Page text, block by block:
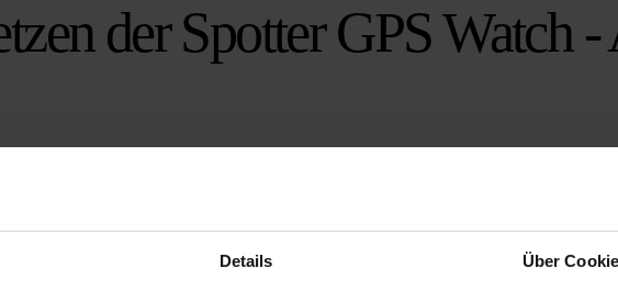
Details Über
der Spotter GPS Watch
an und gehst zur Karte. Du klickst auf den Spotter und es erscheint ein Bildschirm mit
auf
Air in 2 bis 3 Stunden vollständig auf. Verwende dazu das mitgelieferte USB-Kabel. Die